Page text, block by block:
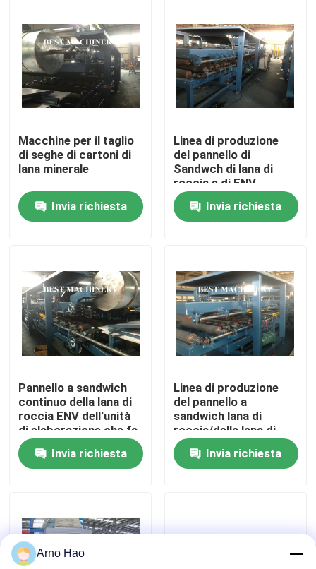
Casa
Prodotti
Giro della fabbrica
Controllo di qualità
Contattici
Notizie
Casi
rotolo dello strato del tetto che forma macchina
Rotolo di doppio strato che forma macchina
Macchine per il taglio
di seghe di cartoni di
lana minerale
Invia richiesta
Linea di produzione
del pannello di
Sandwch di lana di
roccia e di ENV
sistema determinato
della catenaInvia richiesta
Pannello a sandwich
continuo della lana di
roccia ENV dell'unità
di elaborazione che fa
il sistema di controllo
a macchina dello SpA
Invia richiesta
Linea di produzione
del pannello a
sandwich lana di
roccia/della lana di
vetro bordo di ENV
Invia richiesta
Arno Hao